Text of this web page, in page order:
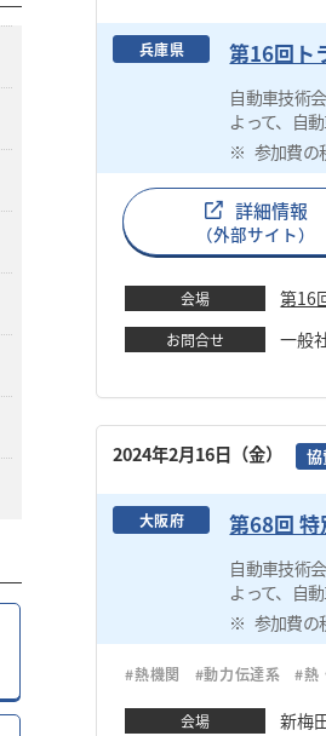
兵庫県 第16回ト
自動車技術
よって、自
参加費の
詳細情報
（外部サイト）
会場 第16
お問合せ 一般
2024年2月16日（金）
大阪府 第68回
自動車技術
よって、自
参加費の
#熱機関 #動力伝達系 #熱
会場 新梅